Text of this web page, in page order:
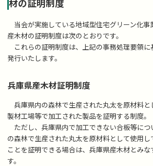
材の証明制度
当会が実施している地域型住宅グリーン化事
産木材の証明制度は次のとおりです。
これらの証明制度は、上記の事務処理要領に
発行いたします。
兵庫県産木材証明制度
兵庫県内の森林で生産された丸太を原材料と
製材工場等で加工された製品を証明する制度。
ただし、兵庫県内で加工できない合板等につ
の森林で生産された丸太を原材料として使用し
ことを証明できる場合は、兵庫県産木材とみな
す。